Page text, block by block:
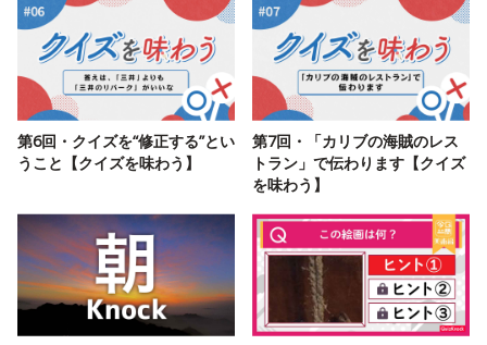
第6回・クイズを“修正する”とい
うこと【クイズを味わう】
第7回・「カリブの海賊のレス
トラン」で伝わります【クイズ
を味わう】